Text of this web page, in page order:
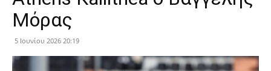
Μόρας
5 Ιουνίου 2026 20:19